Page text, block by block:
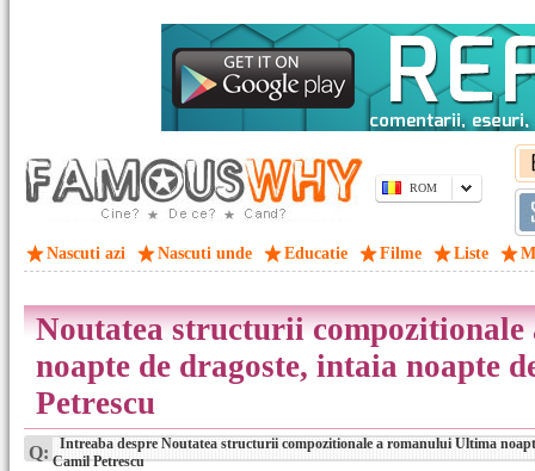
ROM
Nascuti azi Nascuti unde Educatie Filme Liste
Noutatea structurii
noapte de dragoste, intaia noapte
Petrescu
Q:
Intreaba despre Noutatea structurii compozitionale a romanului Ultima
Camil Petrescu